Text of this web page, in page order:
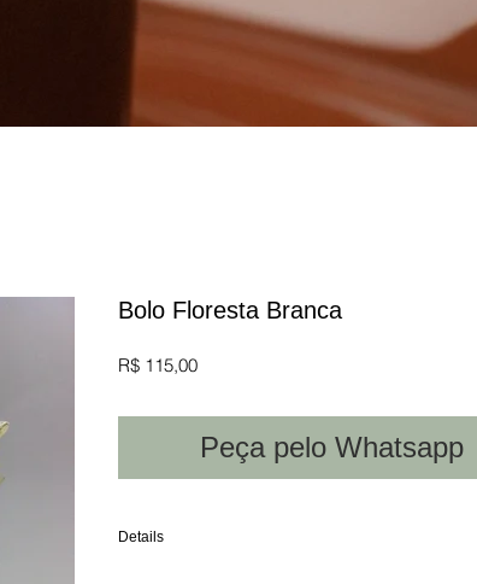
Bolo Floresta Branca
R$ 115,00Preço
Peça pelo Whatsapp
Details